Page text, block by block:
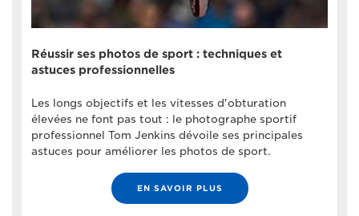
Réussir ses photos de sport : techniques et
astuces professionnelles
Les longs objectifs et les vitesses d'obturation
élevées ne font pas tout : le photographe sportif
professionnel Tom Jenkins dévoile ses principales
astuces pour améliorer les photos de sport.
EN SAVOIR PLUS